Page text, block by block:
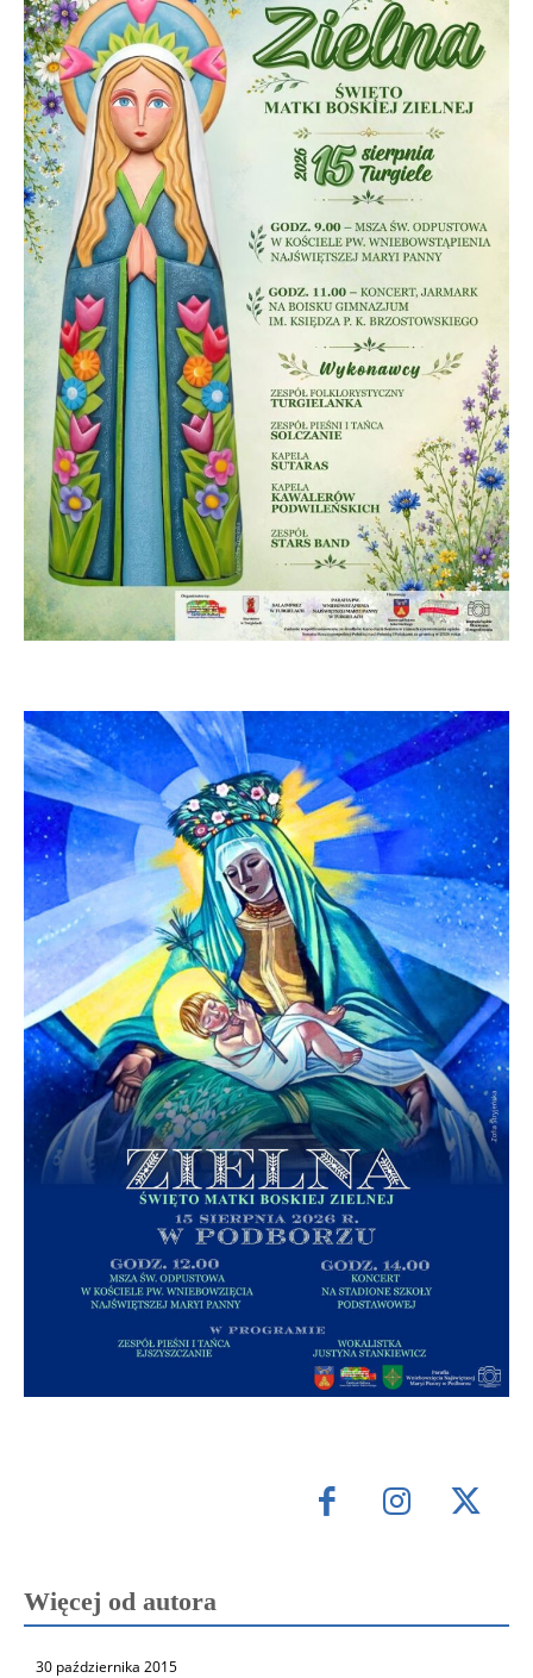
Więcej od autora
30 października 2015